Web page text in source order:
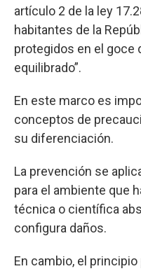
artículo 2 de la ley
habitantes de la
protegidos en el goce
equilibrado”.
En este marco es
conceptos de
su diferenciación.
La prevención se
para el ambiente que
técnica o científica
configura daños.
En cambio, el